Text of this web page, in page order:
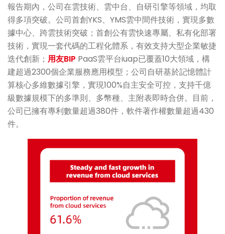
報告期內，公司在雲技術、雲中台、自研引擎等領域，均取
得多項突破。公司首創YKS、YMS雲中間件技術，實現多數
據中心、跨雲技術突破；首創公有雲快速專屬、私有化部署
技術，實現一套代碼的工程化體系，有效支持大型企業敏捷
迭代創新； 用友BIP PaaS雲平台iuap已覆蓋10大領域，構
建超過2300個企業服務應用模型；公司自研基於記憶體計
算核心多維數據引擎，實現100%自主安全可控，支持千億
級數據規模下的多準則、多幣種、主附表即時合併。目前，
公司已擁有專利數量超過380件，軟件著作權數量超過430
件。